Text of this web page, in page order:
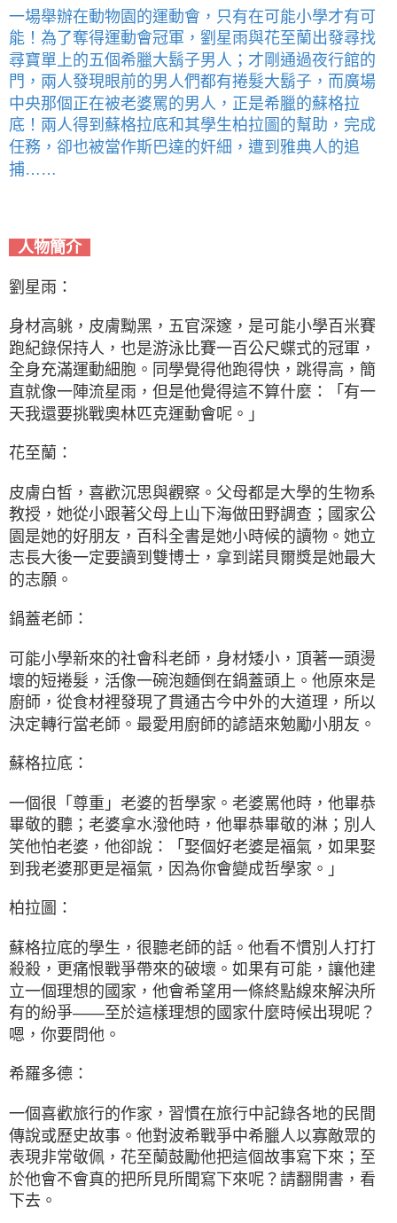
一場舉辦在動物園的運動會，只有在可能小學才有可
能！為了奪得運動會冠軍，劉星雨與花至蘭出發尋找
尋寶單上的五個希臘大鬍子男人；才剛通過夜行館的
門，兩人發現眼前的男人們都有捲髮大鬍子，而廣場
中央那個正在被老婆罵的男人，正是希臘的蘇格拉
底！兩人得到蘇格拉底和其學生柏拉圖的幫助，完成
任務，卻也被當作斯巴達的奸細，遭到雅典人的追
捕……
人物簡介
劉星雨：
身材高䠷，皮膚黝黑，五官深邃，是可能小學百米賽
跑紀錄保持人，也是游泳比賽一百公尺蝶式的冠軍，
全身充滿運動細胞。同學覺得他跑得快，跳得高，簡
直就像一陣流星雨，但是他覺得這不算什麼：「有一
天我還要挑戰奧林匹克運動會呢。」
花至蘭：
皮膚白皙，喜歡沉思與觀察。父母都是大學的生物系
教授，她從小跟著父母上山下海做田野調查；國家公
園是她的好朋友，百科全書是她小時候的讀物。她立
志長大後一定要讀到雙博士，拿到諾貝爾獎是她最大
的志願。
鍋蓋老師：
可能小學新來的社會科老師，身材矮小，頂著一頭燙
壞的短捲髮，活像一碗泡麵倒在鍋蓋頭上。他原來是
廚師，從食材裡發現了貫通古今中外的大道理，所以
決定轉行當老師。最愛用廚師的諺語來勉勵小朋友。
蘇格拉底：
一個很「尊重」老婆的哲學家。老婆罵他時，他畢恭
畢敬的聽；老婆拿水潑他時，他畢恭畢敬的淋；別人
笑他怕老婆，他卻說：「娶個好老婆是福氣，如果娶
到我老婆那更是福氣，因為你會變成哲學家。」
柏拉圖：
蘇格拉底的學生，很聽老師的話。他看不慣別人打打
殺殺，更痛恨戰爭帶來的破壞。如果有可能，讓他建
立一個理想的國家，他會希望用一條終點線來解決所
有的紛爭——至於這樣理想的國家什麼時候出現呢？
嗯，你要問他。
希羅多德：
一個喜歡旅行的作家，習慣在旅行中記錄各地的民間
傳說或歷史故事。他對波希戰爭中希臘人以寡敵眾的
表現非常敬佩，花至蘭鼓勵他把這個故事寫下來；至
於他會不會真的把所見所聞寫下來呢？請翻開書，看
下去。